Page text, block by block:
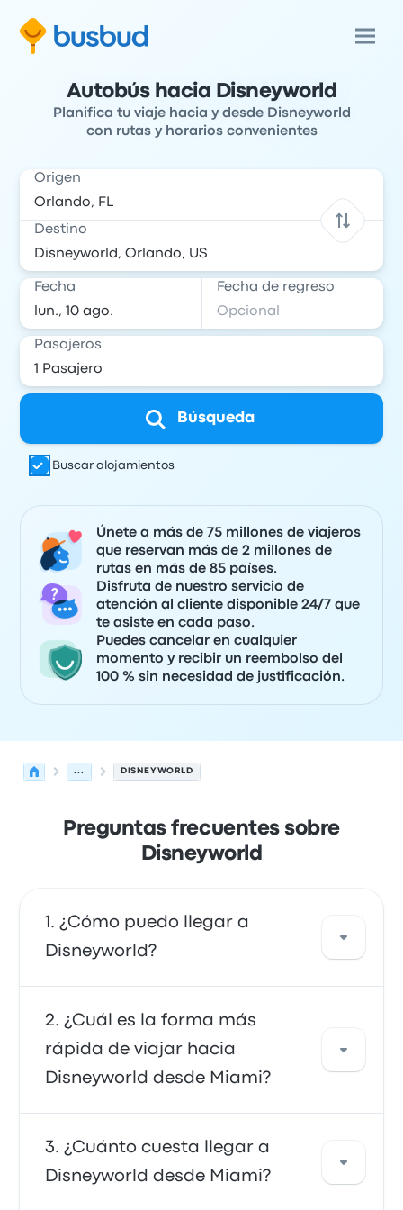
Autobús hacia Disneyworld
Planifica tu viaje hacia y desde Disneyworld
con rutas y horarios convenientes
Origen
Destino
Fecha Fecha de regreso
Pasajeros
Búsqueda
Buscar alojamientos
Únete a más de 75 millones de viajeros
que reservan más de 2 millones de
rutas en más de 85 países.
Disfruta de nuestro servicio de
atención al cliente disponible 24/7 que
te asiste en cada paso.
Puedes cancelar en cualquier
momento y recibir un reembolso del
100 % sin necesidad de justificación.
... DISNEYWORLD
Preguntas frecuentes sobre
Disneyworld
¿Cómo puedo llegar a
Disneyworld?
Puedes tomar el autobús, que proporciona
acceso directo a tu destino. También puedes
tomar un taxi o usar un servicio de coche
compartido.
¿Cuál es la forma más
rápida de viajar hacia
Disneyworld desde Miami?
La forma más rápida de viajar hacia y desde
Disneyworld es en autobús, que ofrece un
transporte conveniente a tu destino. Los
¿Cuánto cuesta llegar a
Disneyworld desde Miami?